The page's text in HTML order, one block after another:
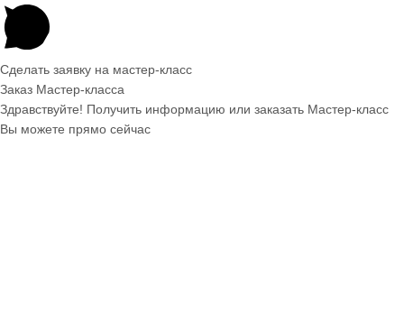
Сделать заявку на мастер-класс
Заказ Мастер-класса
Здравствуйте! Получить информацию или заказать Мастер-класс
Вы можете прямо сейчас